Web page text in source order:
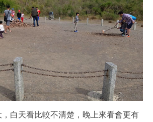
白天看比較不清楚，晚上來看會更有